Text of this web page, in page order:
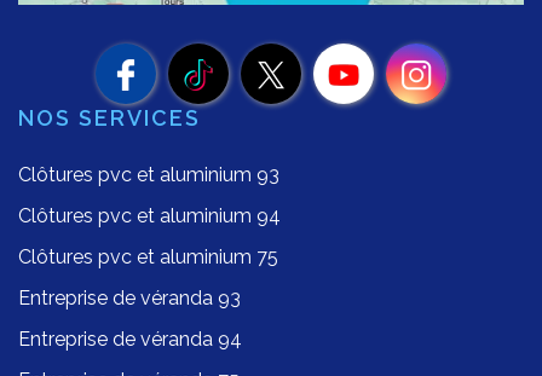
NOS SERVICES
Clôtures pvc et aluminium 93
Clôtures pvc et aluminium 94
Clôtures pvc et aluminium 75
Entreprise de véranda 93
Entreprise de véranda 94